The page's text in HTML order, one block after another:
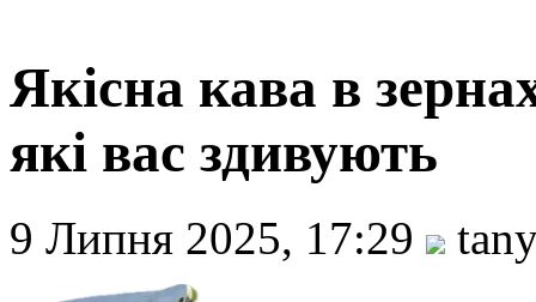
Якісна кава в
які вас здивують
9 Липня 2025, 17:29